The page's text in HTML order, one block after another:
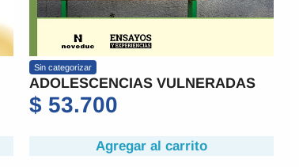
Sin categorizar
ADOLESCENCIAS VULNERADAS
$ 53.700
Agregar al carrito